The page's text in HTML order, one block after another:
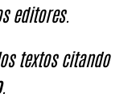
editores.
textos citando
.